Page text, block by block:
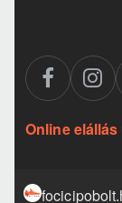
Online